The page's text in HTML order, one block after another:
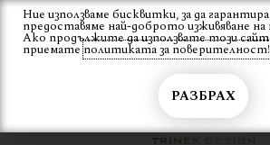
Skip
content
Вход
Ние използваме бисквитки, за да
предоставяме най-доброто изживяване на
Ако продължите да използвате този
приематеполитиката за поверителност!
РАЗБРАХ